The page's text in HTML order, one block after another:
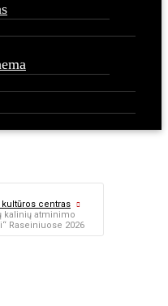
kultūros centras
kalinių atminimo
Raseiniuose 2026